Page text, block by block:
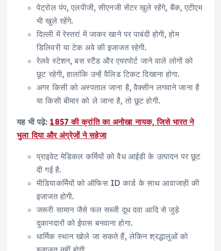
पेट्रोल पंप, एलपीजी, सीएनजी सेंटर खुले रहेंगे, बैंक, एटीएम
भी खुले रहेंगे.
दिल्ली में रेस्तरां में जाकर खाने पर पाबंदी होगी, होम
डिलिवरी या टेक अवे की इजाजत रहेगी.
रेलवे स्टेशन, बस स्टैंड और एयरपोर्ट जाने वाले लोगों को
छूट रहेगी, हालांकि उन्हें वैलिड टिकट दिखाना होगा.
अगर किसी को अस्पताल जाना है, वैक्सीन लगवाने जाना है
या किसी बीमार को ले जाना है, तो छूट होगी.
यह भी पढ़े: 1857 की क्रांति का अनोखा नायक, जिसे भारत ने
भुला दिया और अंग्रेजों ने सहेजा
प्राइवेट मेडिकल कर्मियों को वैध आईडी के उत्पादन पर छूट
दी गई है.
मीडियाकर्मियों को ऑफिस ID कार्ड के साथ आवाजाही की
इजाजत होगी.
जरूरी सामान जैसे फल सब्जी दूध दवा आदि से जुड़े
दुकानदारों को ईपास बनवाना होगा.
धार्मिक स्थान खोले जा सकते हैं, लेकिन श्रद्धालुओं को